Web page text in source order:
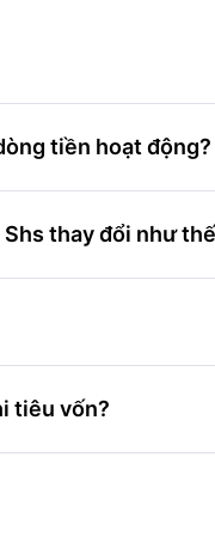
tiền hoạt động?
thay đổi như
tiêu vốn?